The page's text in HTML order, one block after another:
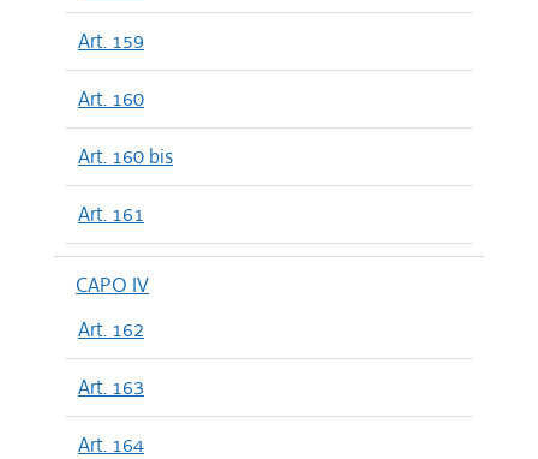
Art. 159
Art. 160
Art. 160 bis
Art. 161
CAPO IV
Art. 162
Art. 163
Art. 164